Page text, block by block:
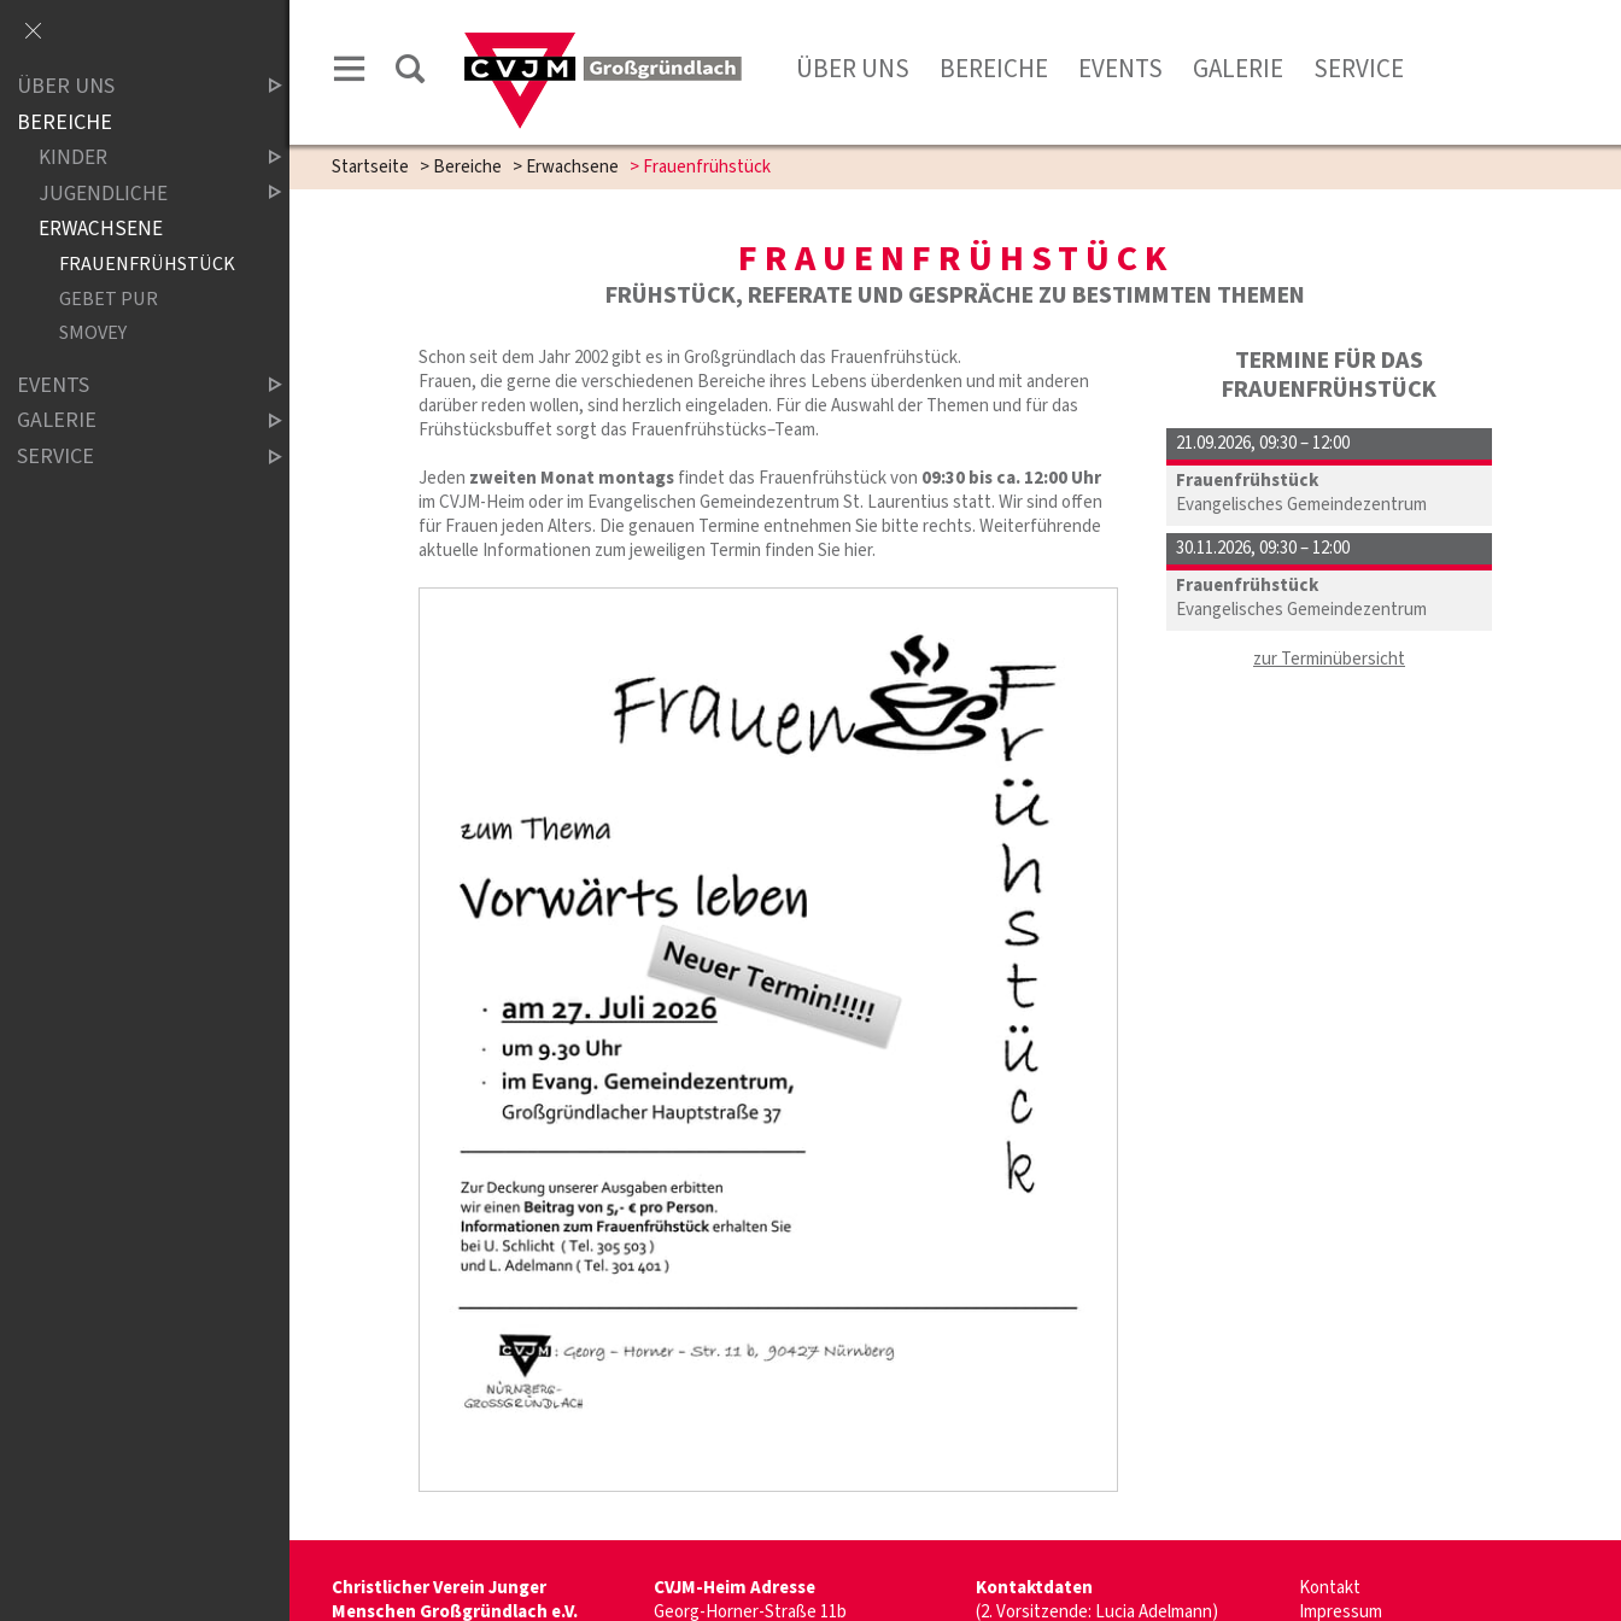
ÜBER UNS BEREICHE EVENTS GALERIE SERVICE
Startseite >Bereiche >Erwachsene >Frauenfrühstück
FRAUENFRÜHSTÜCK
FRÜHSTÜCK, REFERATE UND GESPRÄCHE ZU BESTIMMTEN THEMEN
Schon seit dem Jahr 2002 gibt es in Großgründlach das Frauenfrühstück.
Frauen, die gerne die verschiedenen Bereiche ihres Lebens überdenken und mit anderen
darüber reden wollen, sind herzlich eingeladen. Für die Auswahl der Themen und für das
Frühstücksbuffet sorgt das Frauenfrühstücks–Team.
Jeden zweiten Monat montagsfindet das Frauenfrühstück von 09:30 bis ca. 12:00 Uhr
im CVJM-Heim oder im Evangelischen Gemeindezentrum St. Laurentius statt. Wir sind offen
für Frauen jeden Alters. Die genauen Termine entnehmen Sie bitte rechts. Weiterführende
aktuelle Informationen zum jeweiligen Termin finden Sie hier.
TERMINE FÜR DAS
FRAUENFRÜHSTÜCK
21.09.2026,09:30 – 12:00
Frauenfrühstück
Evangelisches Gemeindezentrum
30.11.2026,09:30 – 12:00
Frauenfrühstück
Evangelisches Gemeindezentrum
zur Terminübersicht
Christlicher Verein Junger
Menschen Großgründlach e.V.
CVJM-Heim Adresse
Georg-Horner-Straße 11b
Kontaktdaten
(2. Vorsitzende: Lucia Adelmann)
Kontakt
Impressum
ÜBER UNS
BEREICHE
KINDER
JUGENDLICHE
ERWACHSENE
FRAUENFRÜHSTÜCK
GEBET PUR
SMOVEY
EVENTS
GALERIE
SERVICE